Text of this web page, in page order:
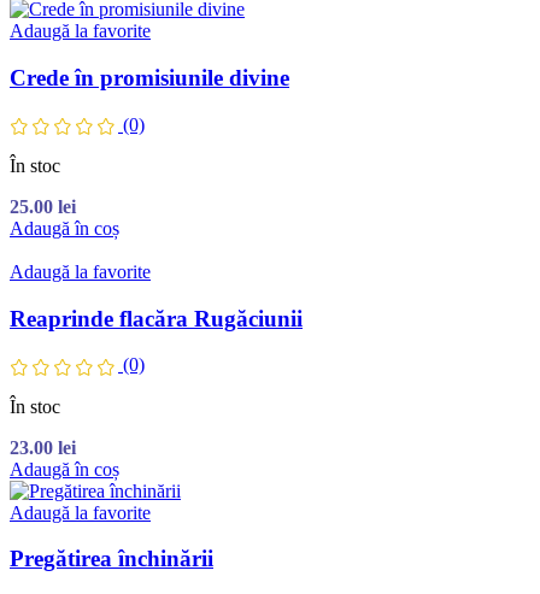
Adaugă la favorite
Crede în promisiunile divine
(0)
În stoc
25.00 lei
Adaugă în coș
Adaugă la favorite
Reaprinde flacăra Rugăciunii
(0)
În stoc
23.00 lei
Adaugă în coș
Adaugă la favorite
Pregătirea închinării